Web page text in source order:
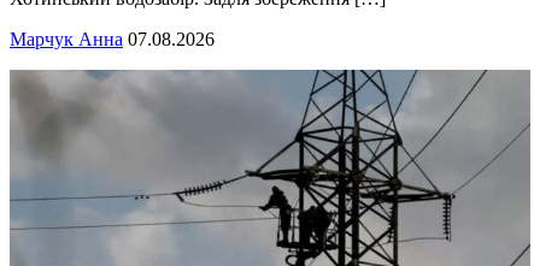
Марчук Анна 07.08.2026